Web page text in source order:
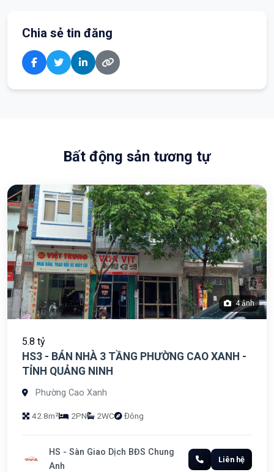
Chia sẻ tin đăng
Bất động sản tương tự
4 ảnh
5.8 tỷ
HS3 - BÁN NHÀ 3 TẦNG PHƯỜNG CAO XANH -
TỈNH QUẢNG NINH
Phường Cao Xanh
42.8m² 2PN 2WC Đông
HS - Sàn Giao Dịch BĐS Chung
Anh
Liên hệ